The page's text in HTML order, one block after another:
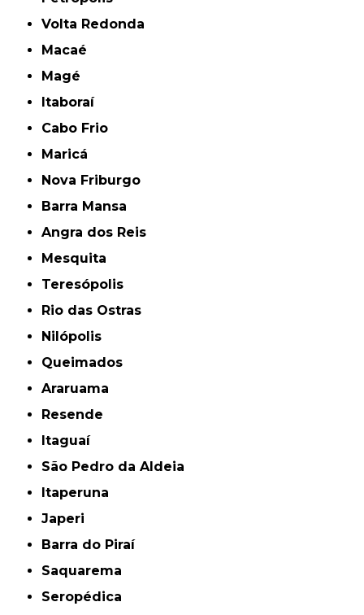
Volta Redonda
Macaé
Magé
Itaboraí
Cabo Frio
Maricá
Nova Friburgo
Barra Mansa
Angra dos Reis
Mesquita
Teresópolis
Rio das Ostras
Nilópolis
Queimados
Araruama
Resende
Itaguaí
São Pedro da Aldeia
Itaperuna
Japeri
Barra do Piraí
Saquarema
Seropédica